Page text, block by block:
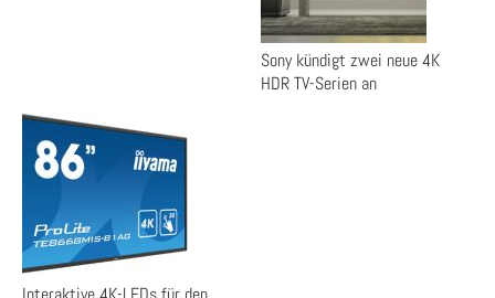
Sony kündigt zwei neue 4K
HDR TV-Serien an